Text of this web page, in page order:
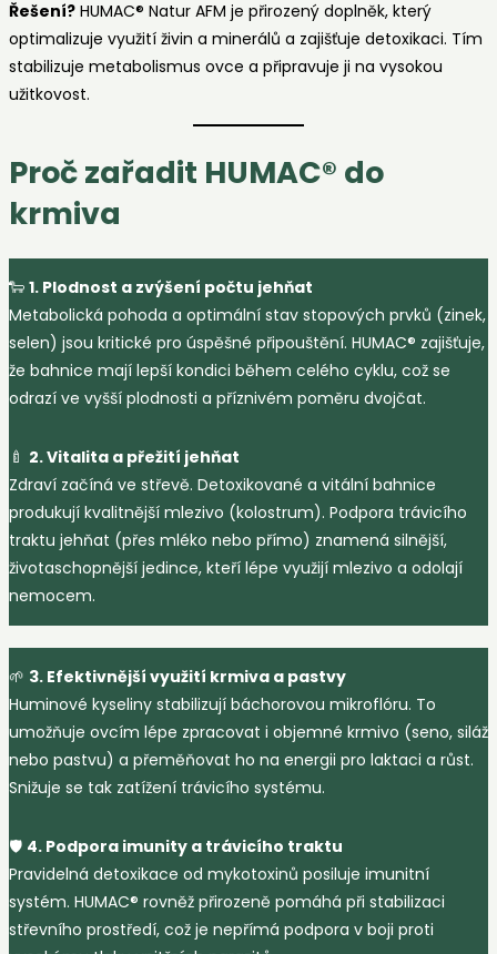
Řešení? HUMAC® Natur AFM je přirozený doplněk, který
optimalizuje využití živin a minerálů a zajišťuje detoxikaci. Tím
stabilizuje metabolismus ovce a připravuje ji na vysokou
užitkovost.
Proč zařadit HUMAC® do
krmiva
🐑 1. Plodnost a zvýšení počtu jehňat
Metabolická pohoda a optimální stav stopových prvků (zinek,
selen) jsou kritické pro úspěšné připouštění. HUMAC® zajišťuje,
že bahnice mají lepší kondici během celého cyklu, což se
odrazí ve vyšší plodnosti a příznivém poměru dvojčat.
🍼 2. Vitalita a přežití jehňat
Zdraví začíná ve střevě. Detoxikované a vitální bahnice
produkují kvalitnější mlezivo (kolostrum). Podpora trávicího
traktu jehňat (přes mléko nebo přímo) znamená silnější,
životaschopnější jedince, kteří lépe využijí mlezivo a odolají
nemocem.
🌱 3. Efektivnější využití krmiva a pastvy
Huminové kyseliny stabilizují báchorovou mikroflóru. To
umožňuje ovcím lépe zpracovat i objemné krmivo (seno, siláž
nebo pastvu) a přeměňovat ho na energii pro laktaci a růst.
Snižuje se tak zatížení trávicího systému.
🛡️ 4. Podpora imunity a trávicího traktu
Pravidelná detoxikace od mykotoxinů posiluje imunitní
systém. HUMAC® rovněž přirozeně pomáhá při stabilizaci
střevního prostředí, což je nepřímá podpora v boji proti